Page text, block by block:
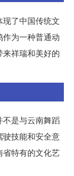
了中国传统文
为一种普通动
祥瑞和美好的
是与云南舞蹈
技能和安全意
特有的文化艺